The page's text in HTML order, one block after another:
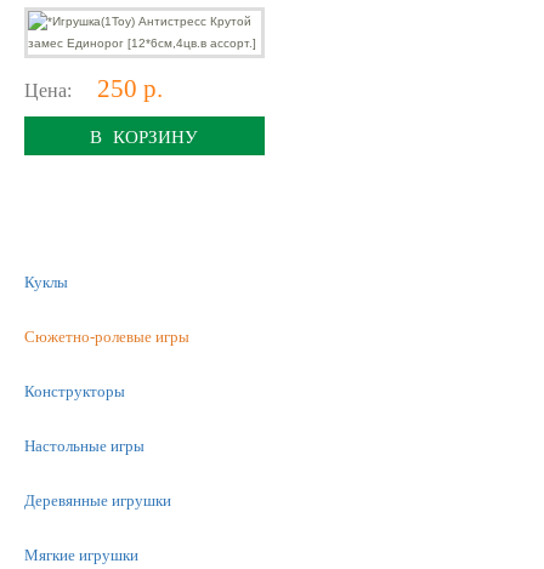
Цена: 250 р.
В КОРЗИНУ
Куклы
Сюжетно-ролевые игры
Конструкторы
Настольные игры
Деревянные игрушки
Мягкие игрушки